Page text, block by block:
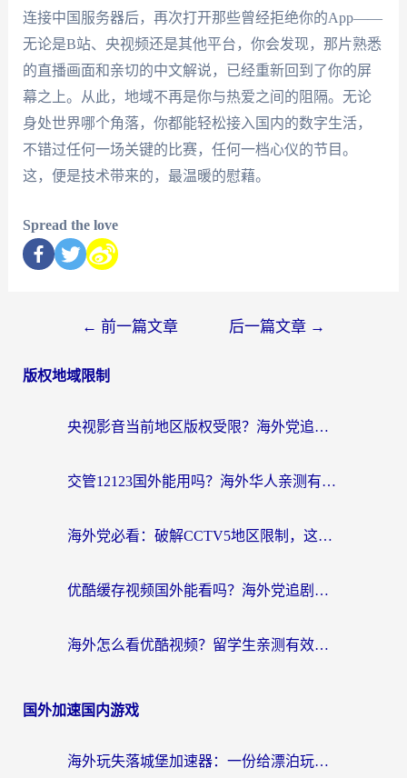
连接中国服务器后，再次打开那些曾经拒绝你的App——
无论是B站、央视频还是其他平台，你会发现，那片熟悉
的直播画面和亲切的中文解说，已经重新回到了你的屏
幕之上。从此，地域不再是你与热爱之间的阻隔。无论
身处世界哪个角落，你都能轻松接入国内的数字生活，
不错过任何一场关键的比赛，任何一档心仪的节目。
这，便是技术带来的，最温暖的慰藉。
Spread the love
← 前一篇文章 后一篇文章 →
版权地域限制
央视影音当前地区版权受限？海外党追剧看片的终极解决方案来了
交管12123国外能用吗？海外华人亲测有效的回国加速器选择指南
海外党必看：破解CCTV5地区限制，这样看欧洲杯奥运直播才够爽！
优酷缓存视频国外能看吗？海外党追剧看片的终极解决方案来了
海外怎么看优酷视频？留学生亲测有效的回国加速器选择指南
国外加速国内游戏
海外玩失落城堡加速器：一份给漂泊玩家的网络自救指南